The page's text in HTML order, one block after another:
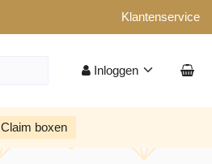
Klantenservice
Inloggen
Claim boxen